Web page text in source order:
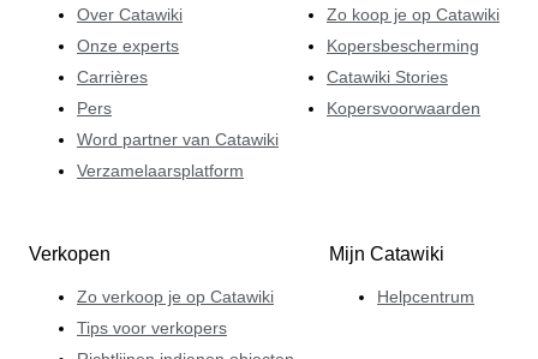
Over Catawiki
Onze experts
Carrières
Pers
Word partner van Catawiki
Verzamelaarsplatform
Zo koop je op Catawiki
Kopersbescherming
Catawiki Stories
Kopersvoorwaarden
Verkopen
Zo verkoop je op Catawiki
Tips voor verkopers
Mijn Catawiki
Helpcentrum